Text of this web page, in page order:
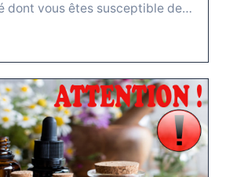
dont vous êtes susceptible de…